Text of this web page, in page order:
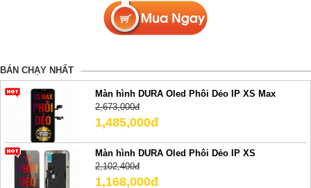
BÁN CHẠY NHẤT
Màn hình DURA Oled Phôi Dẻo IP XS Max
2,673,000đ
1,485,000đ
Màn hình DURA Oled Phôi Dẻo IP XS
2,102,400đ
1,168,000đ